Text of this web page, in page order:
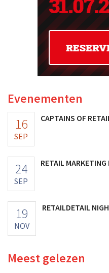
Evenementen
16
SEP
CAPTAINS OF
24
SEP
RETAIL
19
NOV
RETAILDETAIL
Meest gelezen